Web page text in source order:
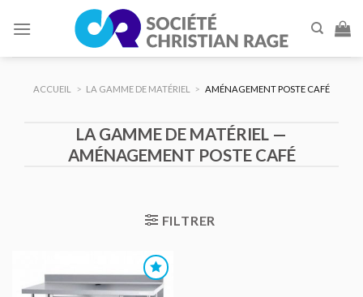
ACCUEIL > LA GAMME DE MATÉRIEL > AMÉNAGEMENT POSTE CAFÉ
LA GAMME DE MATÉRIEL —
AMÉNAGEMENT POSTE CAFÉ
FILTRER
AJOUTER